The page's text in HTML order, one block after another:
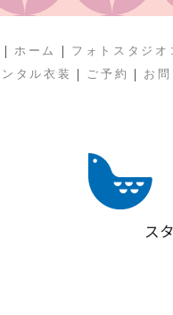
|ホーム | フォトスタジオ
ンタル衣装
| ご予約 | お
ス